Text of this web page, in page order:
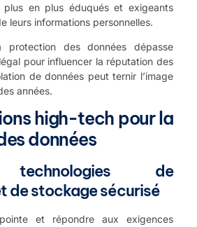
plus en plus éduqués et exigeants
leurs informations personnelles.
protection des données dépasse
pour influencer la réputation des
de données peut ternir l’image
années.
high-tech pour la
données
technologies de
de stockage sécurisé
et répondre aux exigences